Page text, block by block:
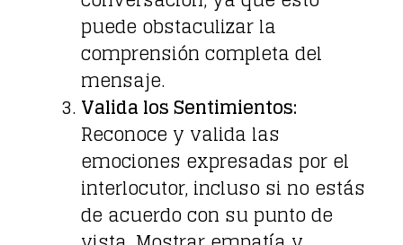
puede obstaculizar la
comprensión completa del
mensaje.
Valida los Sentimientos:
Reconoce y valida las
emociones expresadas por el
interlocutor, incluso si no estás
de acuerdo con su punto de